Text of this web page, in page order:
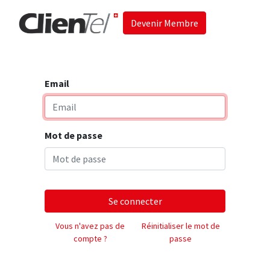
Devenir Membre
Email
Mot de passe
Se connecter
Vous n'avez pas de
compte ?
Réinitialiser le mot de
passe